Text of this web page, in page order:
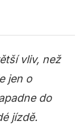
vliv, než
jen o
do
jízdě.